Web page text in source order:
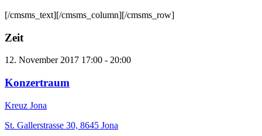
[/cmsms_text][/cmsms_column][/cmsms_row]
Zeit
12. November 2017 17:00 - 20:00
Konzertraum
Kreuz Jona
St. Gallerstrasse 30, 8645 Jona